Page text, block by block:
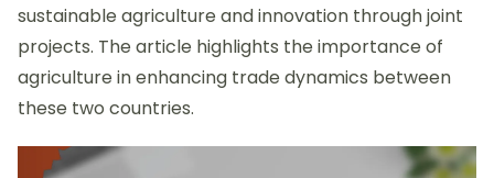
sustainable agriculture and innovation through joint
projects. The article highlights the importance of
agriculture in enhancing trade dynamics between
these two countries.